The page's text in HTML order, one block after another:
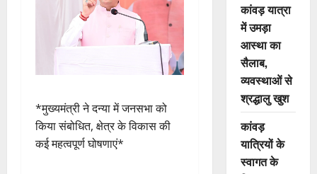
*मुख्यमंत्री ने दन्या में जनसभा को
किया संबोधित, क्षेत्र के विकास की
कई महत्वपूर्ण घोषणाएं*
कांवड़ यात्रा
में उमड़ा
आस्था का
सैलाब,
व्यवस्थाओं से
श्रद्धालु खुश
कांवड़
यात्रियों के
स्वागत के